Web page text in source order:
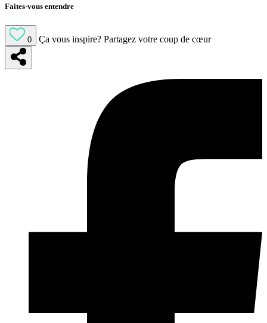
Faites-vous entendre
0 Ça vous inspire? Partagez votre coup de cœur